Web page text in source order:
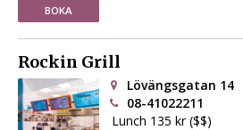
BOKA
Rockin Grill
Lövängsgatan 14
08-41022211
Lunch 135 kr ($$)